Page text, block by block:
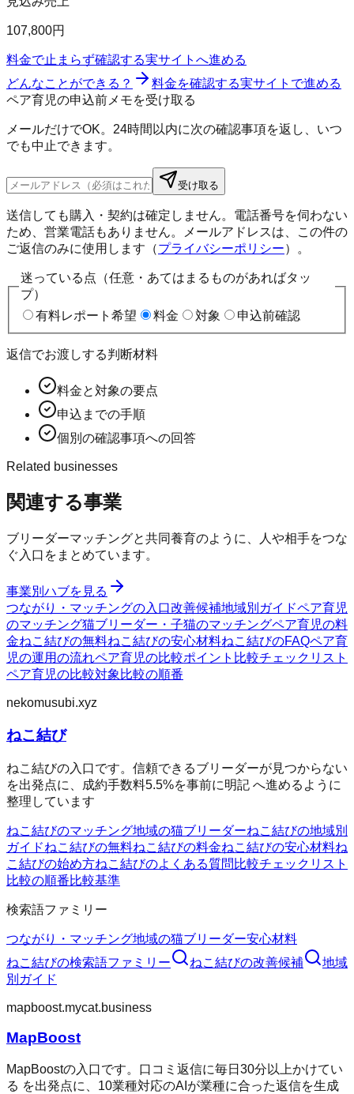
107,800円
料金で止まらず確認する実サイトへ進める
どんなことができる？
料金を確認する実サイトで進める
ペア育児の申込前メモを受け取る
メールだけでOK。24時間以内に次の確認事項を返し、いつ
でも中止できます。
受け取る
送信しても購入・契約は確定しません。電話番号を伺わない
ため、営業電話もありません。メールアドレスは、この件の
ご返信のみに使用します（プライバシーポリシー）。
迷っている点（任意・あてはまるものがあればタッ
プ）
有料レポート希望
料金 対象 申込前確認
返信でお渡しする判断材料
料金と対象の要点
申込までの手順
個別の確認事項への回答
Related businesses
関連する事業
ブリーダーマッチングと共同養育のように、人や相手をつな
ぐ入口をまとめています。
事業別ハブを見る
つながり・マッチングの入口改善候補地域別ガイドペア育児
のマッチング猫ブリーダー・子猫のマッチングペア育児の料
金ねこ結びの無料ねこ結びの安心材料ねこ結びのFAQペア育
児の運用の流れペア育児の比較ポイント 比較チェックリスト
ペア育児の比較対象 比較の順番
nekomusubi.xyz
ねこ結び
ねこ結びの入口です。信頼できるブリーダーが見つからない
を出発点に、成約手数料5.5%を事前に明記 へ進めるように
整理しています
ねこ結びのマッチング地域の猫ブリーダーねこ結びの地域別
ガイドねこ結びの無料ねこ結びの料金ねこ結びの安心材料ね
こ結びの始め方ねこ結びのよくある質問 比較チェックリスト
比較の順番比較基準
検索語ファミリー
つながり・マッチング地域の猫ブリーダー安心材料
ねこ結びの検索語ファミリー ねこ結びの改善候補
地域
別ガイド
mapboost.mycat.business
MapBoost
MapBoostの入口です。口コミ返信に毎日30分以上かけてい
る を出発点に、10業種対応のAIが業種に合った返信を生成